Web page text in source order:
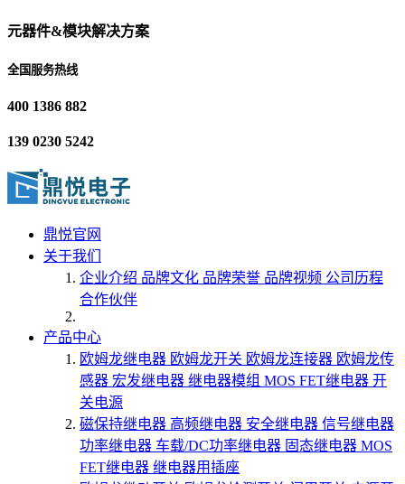
元器件&模块解决方案
全国服务热线
400 1386 882
139 0230 5242
鼎悦官网
关于我们
企业介绍 品牌文化 品牌荣誉 品牌视频 公司历程
合作伙伴
产品中心
欧姆龙继电器 欧姆龙开关 欧姆龙连接器 欧姆龙传
感器 宏发继电器 继电器模组 MOS FET继电器 开
关电源
磁保持继电器 高频继电器 安全继电器 信号继电器
功率继电器 车载/DC功率继电器 固态继电器 MOS
FET继电器 继电器用插座